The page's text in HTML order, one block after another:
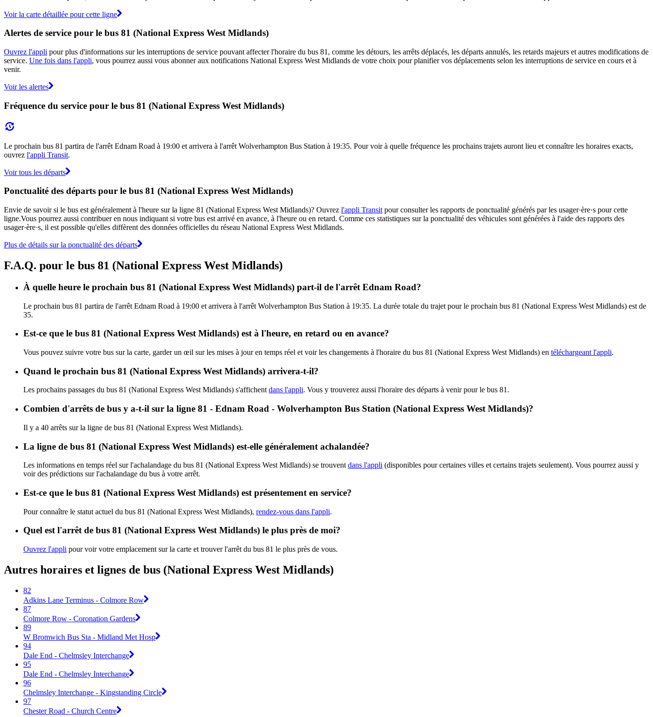
Voir la carte détaillée pour cette ligne
Alertes de service pour le bus 81 (National Express West Midlands)
Ouvrez l'appli pour plus d'informations sur les interruptions de service pouvant affecter l'horaire du bus 81, comme les détours, les arrêts déplacés, les départs annulés, les retards majeurs et autres modifications de
service. Une fois dans l'appli, vous pourrez aussi vous abonner aux notifications National Express West Midlands de votre choix pour planifier vos déplacements selon les interruptions de service en cours et à
venir.
Voir les alertes
Fréquence du service pour le bus 81 (National Express West Midlands)
Le prochain bus 81 partira de l'arrêt Ednam Road à 19:00 et arrivera à l'arrêt Wolverhampton Bus Station à 19:35. Pour voir à quelle fréquence les prochains trajets auront lieu et connaître les horaires exacts,
ouvrez l'appli Transit.
Voir tous les départs
Ponctualité des départs pour le bus 81 (National Express West Midlands)
Envie de savoir si le bus est généralement à l'heure sur la ligne 81 (National Express West Midlands)? Ouvrez l'appli Transit pour consulter les rapports de ponctualité générés par les usager·ère·s pour cette
ligne.Vous pourrez aussi contribuer en nous indiquant si votre bus est arrivé en avance, à l'heure ou en retard. Comme ces statistiques sur la ponctualité des véhicules sont générées à l'aide des rapports des
usager·ère·s, il est possible qu'elles diffèrent des données officielles du réseau National Express West Midlands.
Plus de détails sur la ponctualité des départs
F.A.Q. pour le bus 81 (National Express West Midlands)
À quelle heure le prochain bus 81 (National Express West Midlands) part-il de l'arrêt Ednam Road?
Le prochain bus 81 partira de l'arrêt Ednam Road à 19:00 et arrivera à l'arrêt Wolverhampton Bus Station à 19:35. La durée totale du trajet pour le prochain bus 81 (National Express West Midlands) est de
35.
Est-ce que le bus 81 (National Express West Midlands) est à l'heure, en retard ou en avance?
Vous pouvez suivre votre bus sur la carte, garder un œil sur les mises à jour en temps réel et voir les changements à l'horaire du bus 81 (National Express West Midlands) en téléchargeant l'appli.
Quand le prochain bus 81 (National Express West Midlands) arrivera-t-il?
Les prochains passages du bus 81 (National Express West Midlands) s'affichent dans l'appli. Vous y trouverez aussi l'horaire des départs à venir pour le bus 81.
Combien d'arrêts de bus y a-t-il sur la ligne 81 - Ednam Road - Wolverhampton Bus Station (National Express West Midlands)?
Il y a 40 arrêts sur la ligne de bus 81 (National Express West Midlands).
La ligne de bus 81 (National Express West Midlands) est-elle généralement achalandée?
Les informations en temps réel sur l'achalandage du bus 81 (National Express West Midlands) se trouvent dans l'appli (disponibles pour certaines villes et certains trajets seulement). Vous pourrez aussi y
voir des prédictions sur l'achalandage du bus à votre arrêt.
Est-ce que le bus 81 (National Express West Midlands) est présentement en service?
Pour connaître le statut actuel du bus 81 (National Express West Midlands), rendez-vous dans l'appli.
Quel est l'arrêt de bus 81 (National Express West Midlands) le plus près de moi?
Ouvrez l'appli pour voir votre emplacement sur la carte et trouver l'arrêt du bus 81 le plus près de vous.
Autres horaires et lignes de bus (National Express West Midlands)
82
Adkins Lane Terminus - Colmore Row
87
Colmore Row - Coronation Gardens
89
W Bromwich Bus Sta - Midland Met Hosp
94
Dale End - Chelmsley Interchange
95
Dale End - Chelmsley Interchange
96
Chelmsley Interchange - Kingstanding Circle
97
Chester Road - Church Centre